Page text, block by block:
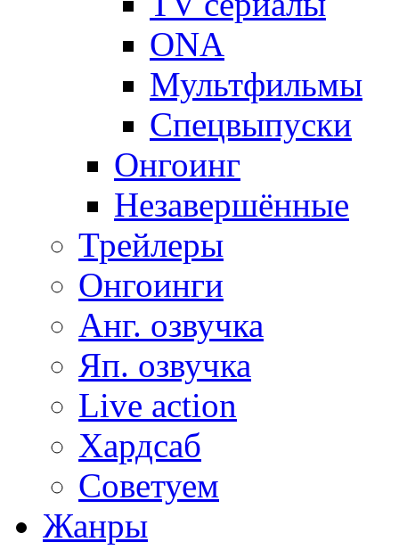
ONA
Мультфильмы
Спецвыпуски
Онгоинг
Незавершённые
Трейлеры
Онгоинги
Анг. озвучка
Яп. озвучка
Live action
Хардсаб
Советуем
Жанры